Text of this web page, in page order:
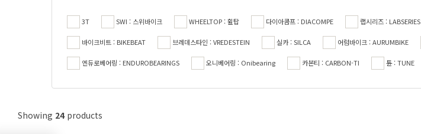
3T SWI : 스위바이크 WHEELTOP : 휠탑 다이아콤프 : DIACOMPE 랩시리즈 : LABSERIES
바이크비트 : BIKEBEAT 브레데스타인 : VREDESTEIN 실카 : SILCA 어럼바이크 : AURUMBIKE
엔듀로베어링 : ENDUROBEARINGS 오니베어링 : Onibearing 카본티 : CARBON-TI 튠 : TUNE
Showing 24 products